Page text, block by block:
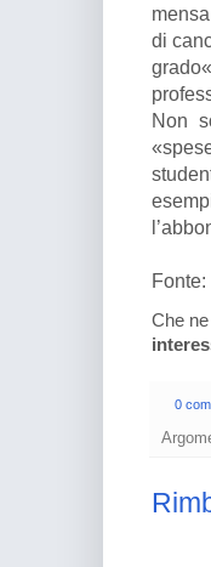
di
Non
Che
0